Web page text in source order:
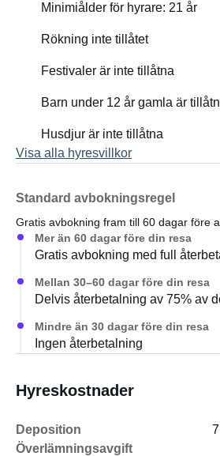
Minimiålder för hyrare: 21 år
Rökning inte tillåtet
Festivaler är inte tillåtna
Barn under 12 år gamla är
Husdjur är inte tillåtna
Visa alla hyresvillkor
Standard avbokningsregel
Gratis avbokning fram till 60 dagar före
Mer än 60 dagar före din resa
Gratis avbokning med full
Mellan 30–60 dagar före din resa
Delvis återbetalning av 75% av
Mindre än 30 dagar före din resa
Ingen återbetalning
Hyreskostnader
Deposition
Överlämningsavgift